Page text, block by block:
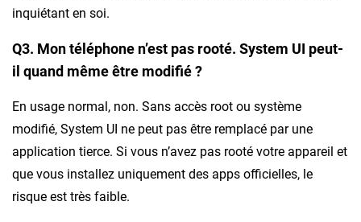
inquiétant en soi.
Q3. Mon téléphone n’est pas rooté. System UI peut-
il quand même être modifié ?
En usage normal, non. Sans accès root ou système
modifié, System UI ne peut pas être remplacé par une
application tierce. Si vous n’avez pas rooté votre appareil et
que vous installez uniquement des apps officielles, le
risque est très faible.